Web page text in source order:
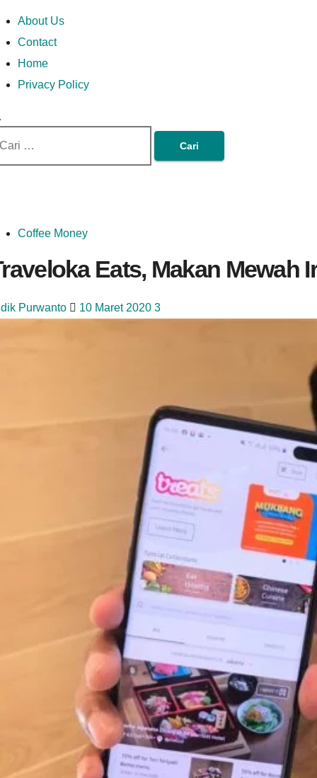
Money In Every
Way
In Every Way
About Us
Contact
Home
Privacy Policy
Coffee Money
Eats, Makan Mewah
Purwanto 10 Maret 2020 3